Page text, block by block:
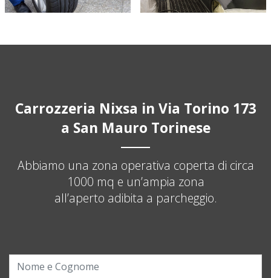
Carrozzeria Nixsa in Via Torino 173
a San Mauro Torinese
Abbiamo una zona operativa coperta di circa
1000 mq e un’ampia zona
all’aperto adibita a parcheggio.